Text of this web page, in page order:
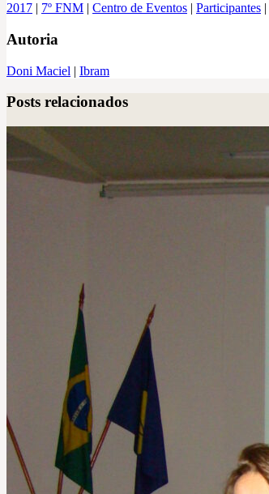
2017 | 7º FNM | Centro de Eventos | Participantes |
Autoria
Doni Maciel | Ibram
Posts relacionados